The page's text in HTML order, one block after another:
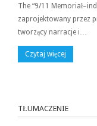
The “9/11
zaprojektowany przez
tworzący narracje i…
Czytaj więcej
TŁUMACZENIE